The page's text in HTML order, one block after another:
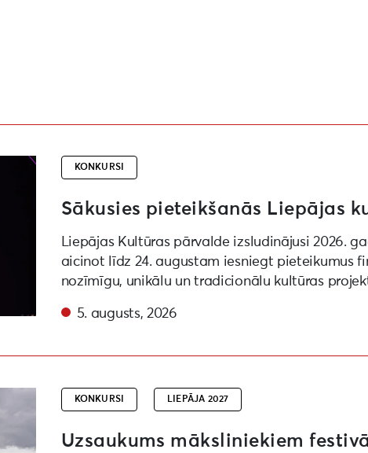
KONKURSI
Sākusies pieteikšanās Liepājas
Liepājas Kultūras pārvalde izsludinājusi 2026.
aicinot līdz 24. augustam iesniegt pieteikumus
nozīmīgu, unikālu un tradicionālu kultūras
5. augusts, 2026
KONKURSI LIEPĀJA 2027
Uzsaukums māksliniekiem